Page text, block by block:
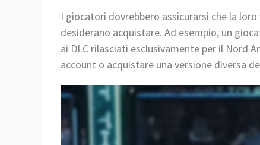
I giocatori dovrebbero assicurarsi che la
desiderano acquistare. Ad esempio, un
ai DLC rilasciati esclusivamente per il Nord
account o acquistare una versione diversa